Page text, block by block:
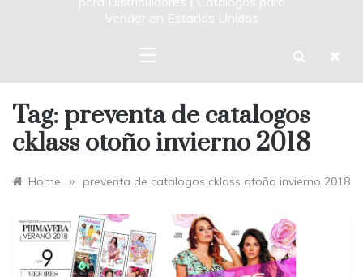
Vender en Estados Unidos
Tag: preventa de catalogos
cklass otoño invierno 2018
Home » preventa de catalogos cklass otoño invierno 2018